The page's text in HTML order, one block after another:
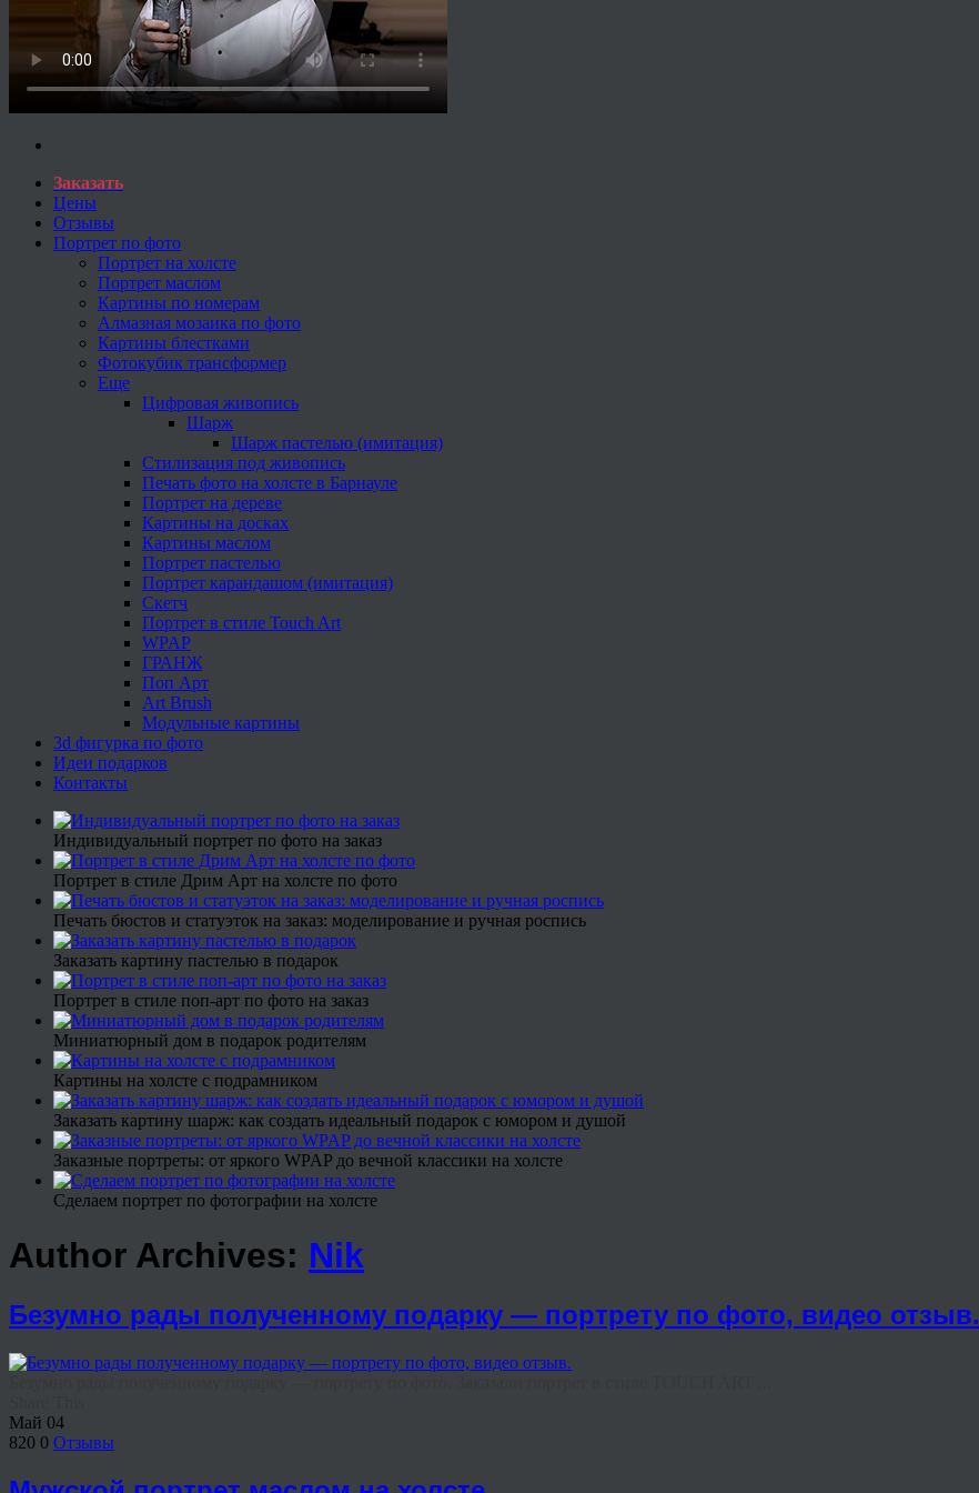
Заказать
Цены
Отзывы
Портрет по фото
Портрет на холсте
Портрет маслом
Картины по номерам
Алмазная мозаика по фото
Картины блестками
Фотокубик трансформер
Еще
Цифровая живопись
Шарж
Шарж пастелью (имитация)
Стилизация под живопись
Печать фото на холсте в Барнауле
Портрет на дереве
Картины на досках
Картины маслом
Портрет пастелью
Портрет карандашом (имитация)
Скетч
Портрет в стиле Touch Art
WPAP
ГРАНЖ
Поп Арт
Art Brush
Модульные картины
3d фигурка по фото
Идеи подарков
Контакты
Индивидуальный портрет по фото на заказ
Портрет в стиле Дрим Арт на холсте по фото
Печать бюстов и статуэток на заказ: моделирование и ручная роспись
Заказать картину пастелью в подарок
Портрет в стиле поп-арт по фото на заказ
Миниатюрный дом в подарок родителям
Картины на холсте с подрамником
Заказать картину шарж: как создать идеальный подарок с юмором и душой
Заказные портреты: от яркого WPAP до вечной классики на холсте
Сделаем портрет по фотографии на холсте
Author Archives: Nik
Безумно рады полученному подарку — портрету по фото, видео отзыв.
Май 04
820 0 Отзывы